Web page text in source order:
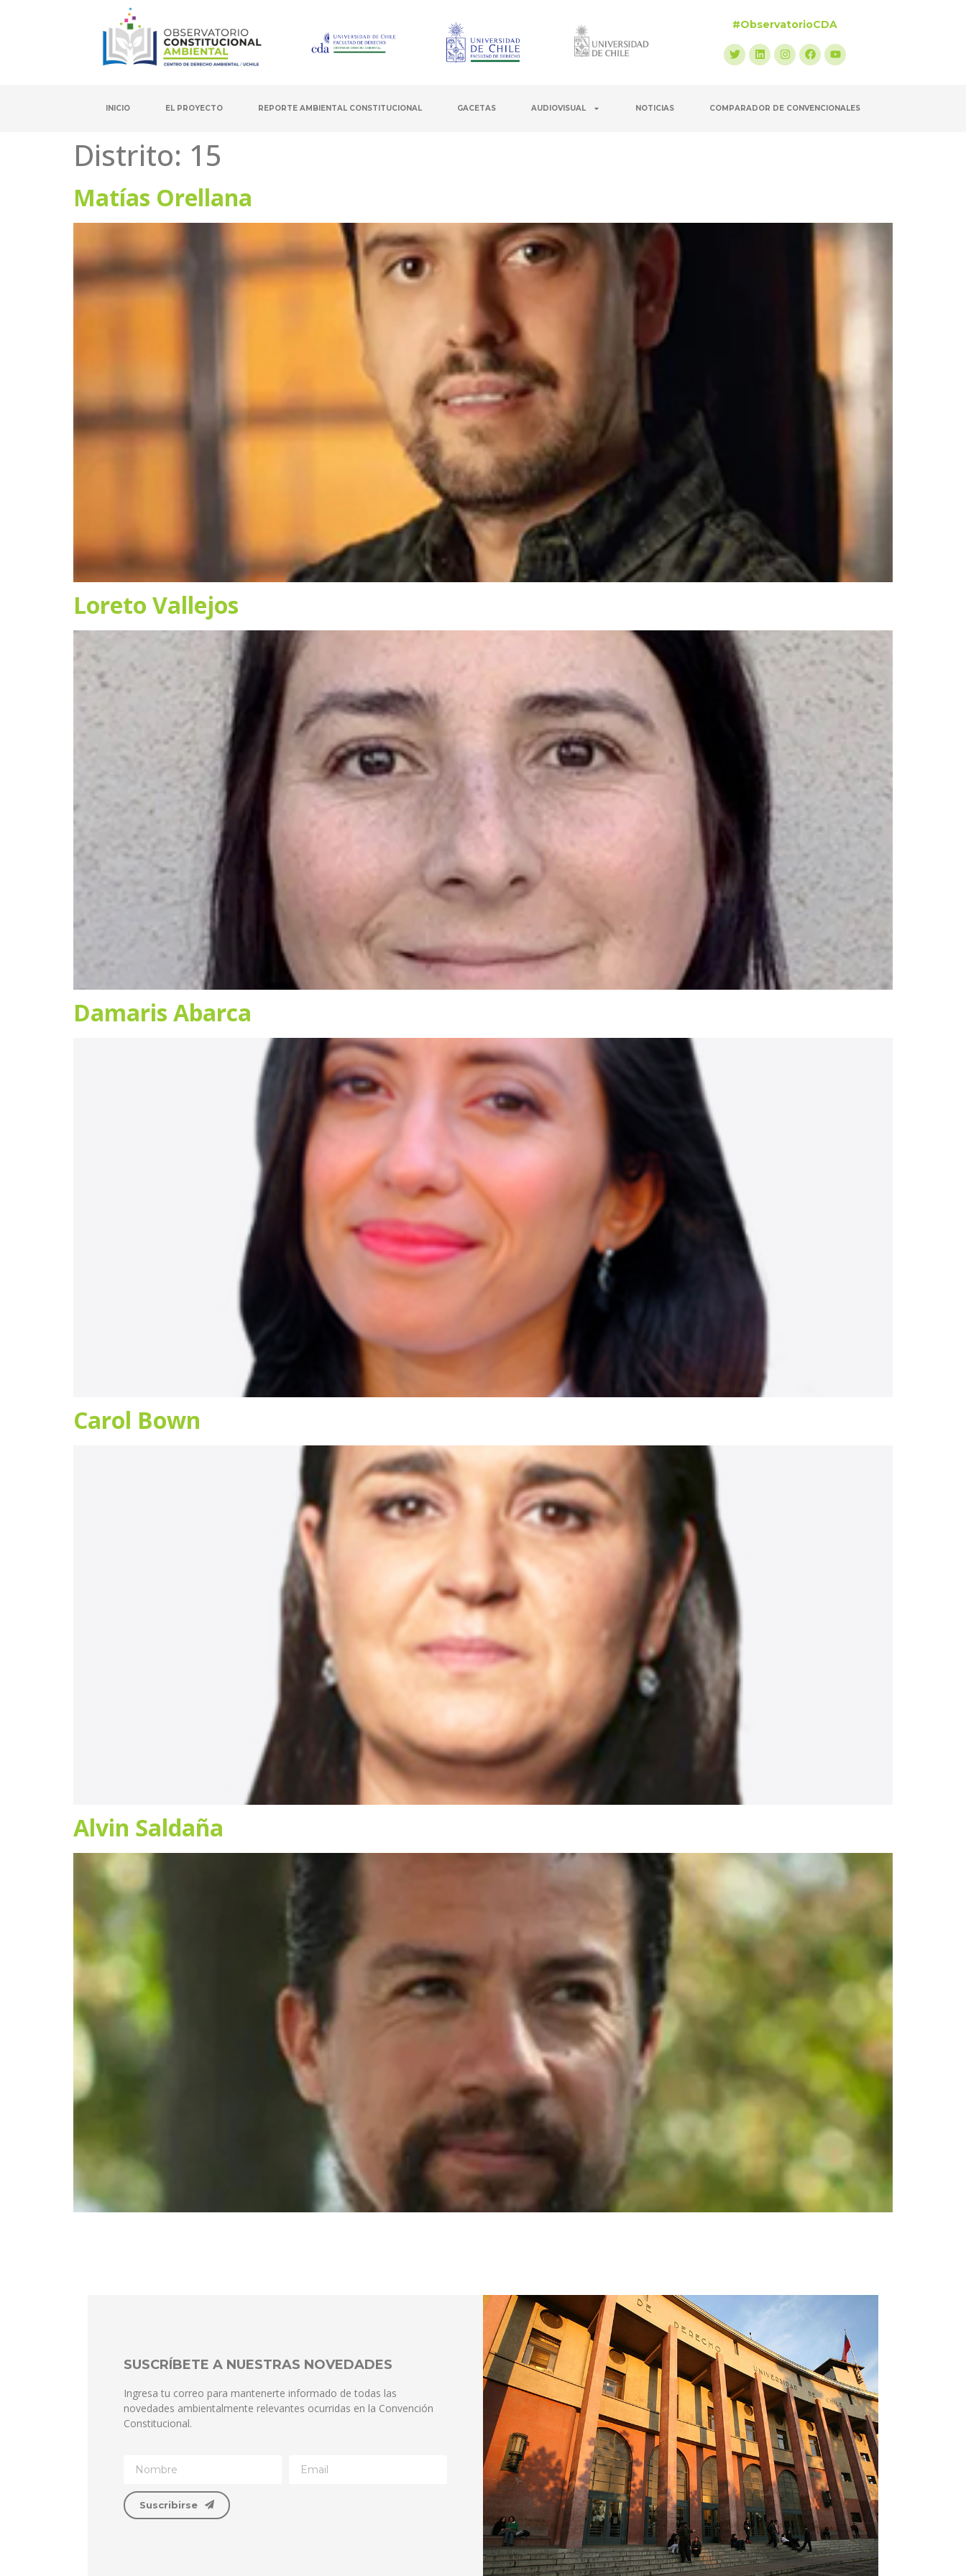
#ObservatorioCDA
INICIO EL PROYECTO REPORTE AMBIENTAL CONSTITUCIONAL GACETAS AUDIOVISUAL NOTICIAS COMPARADOR DE CONVENCIONALES
Distrito: 15
Matías Orellana
Loreto Vallejos
Damaris Abarca
Carol Bown
Alvin Saldaña
SUSCRÍBETE A NUESTRAS NOVEDADES
Ingresa tu correo para mantenerte informado de todas las
novedades ambientalmente relevantes ocurridas en la Convención
Constitucional.
Suscribirse